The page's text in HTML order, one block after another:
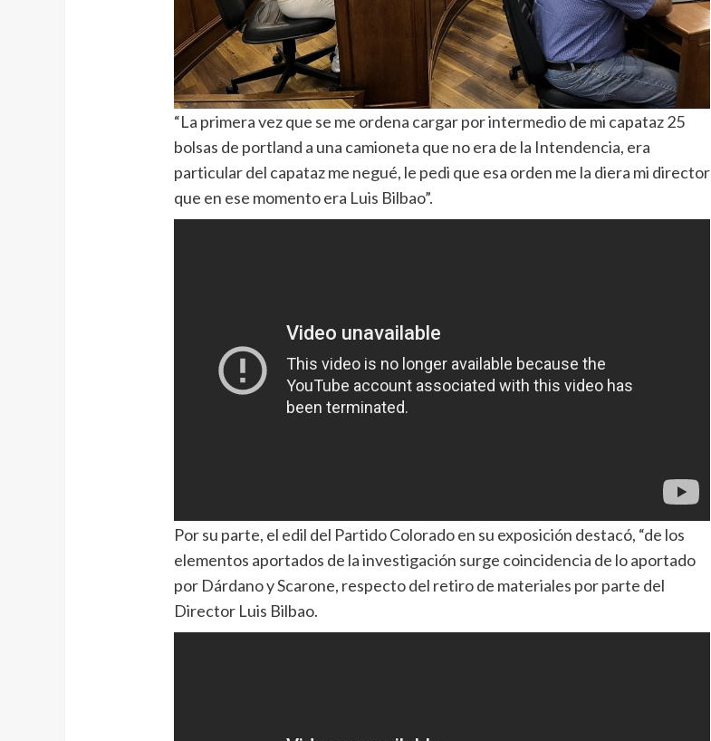
“La primera vez que se me ordena cargar por intermedio de mi capataz 25
bolsas de portland a una camioneta que no era de la Intendencia, era
particular del capataz me negué, le pedi que esa orden me la diera mi director
que en ese momento era Luis Bilbao”.
Por su parte, el edil del Partido Colorado en su exposición destacó, “de los
elementos aportados de la investigación surge coincidencia de lo aportado
por Dárdano y Scarone, respecto del retiro de materiales por parte del
Director Luis Bilbao.